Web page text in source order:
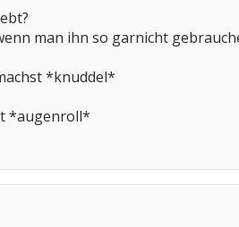
man ihn so garnicht
*knuddel*
*augenroll*